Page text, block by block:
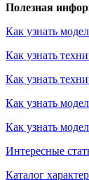
Полезная
Как узнать
Как узнать
Как узнать
Как узнать
Как узнать
Интересные
Каталог